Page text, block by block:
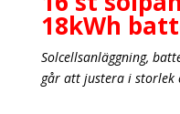
18kWh
Solcellsanläggning,
går att justera i storlek